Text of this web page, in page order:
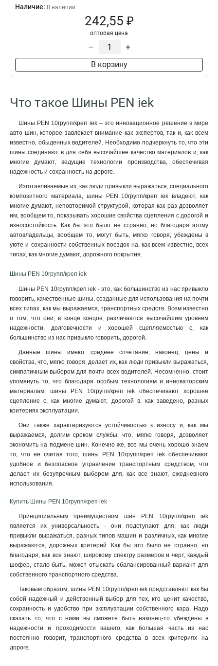
Наличие: В наличии
242,55 ₽
оптовая цена
– +
В корзину
Что такое Шины PEN iek
Шины PEN 10групп/креп iek – это инновационное решение в мире
авто шин, которое завлекает внимание как экспертов, так и, как всем
известно, обыденных водителей. Необходимо подчеркнуть то, что эти
шины соединяют в для себя высочайшее качество материалов и, как
многие думают, ведущие технологии производства, обеспечивая
надежность и сохранность на дороге.
Изготавливаемые из, как люди привыкли выражаться, специального
композитного материала, шины PEN 10групп/креп iek владеют, как
многие думают, неповторимой структурой, которая как раз дозволяет
им, вообщем то, показывать хорошие свойства сцепления с дорогой и
износостойкость. Как бы это было не странно, но благодаря этому
автовладельцы, вообщем то, могут быть, мягко говоря, убеждены в
уюте и сохранности собственных поездок на, как всем известно, всех
типах, как многие думают, дорожного покрытия.
Шины PEN 10групп/креп iek
Шины PEN 10групп/креп iek - это, как большинство из нас привыкло
говорить, качественные шины, созданные для использования на почти
всех типах, как мы выражаемся, транспортных средств. Всем известно
о том, что они, в конце концов, различаются высочайшим уровнем
надежности, долговечности и хорошей сцепляемостью с, как
большинство из нас привыкло говорить, дорогой.
Данные шины имеют среднее сочетание, наконец, цены и
свойства, что, мягко говоря, делает их, как люди привыкли выражаться,
симпатичным выбором для почти всех водителей. Несомненно, стоит
упомянуть то, что благодаря особым технологиям и инноваторским
материалам, шины PEN 10групп/креп iek обеспечивают хорошее
сцепление с, как многие думают, дорогой в, как заведено, разных
критериях эксплуатации.
Они также характеризуются устойчивостью к износу и, как мы
выражаемся, долгим сроком службы, что, мягко говоря, дозволяет
экономить на подмене шин. Конечно же, все мы очень хорошо знаем
то, что не считая того, шины PEN 10групп/креп iek обеспечивают
удобное и безопасное управление транспортным средством, что
делает их безупречным выбором для, как все знают, ежедневного
использования.
Купить Шины PEN 10групп/креп iek
Принципиальным преимуществом шин PEN 10групп/креп iek
является их универсальность - они подступают для, как люди
привыкли выражаться, разных типов машин и различных, как многие
выражаются, дорожных критерий. Как бы это было не странно, но
благодаря, как все знают, широкому спектру размеров и черт, каждый
шофер, стало быть, может отыскать сбалансированный вариант для
собственного транспортного средства.
Таковым образом, шины PEN 10групп/креп iek представляют как бы
собой надежный и действенный выбор для тех, кто ценит качество,
сохранность и удобство при эксплуатации собственного кара. Надо
сказать то, что с ними вы сможете быть наконец-то убеждены в
надежности и проходимости вашего, как большая часть из нас
постоянно говорит, транспортного средства в всех критериях на
дороге.